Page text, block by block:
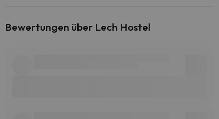
Bewertungen über Lech Hostel